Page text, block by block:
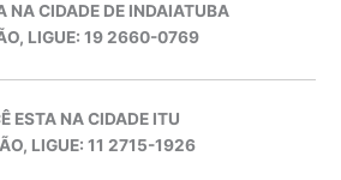
NA CIDADE DE INDAIATUBA
LIGUE: 19 2660-0769
ESTA NA CIDADE ITU
LIGUE: 11 2715-1926